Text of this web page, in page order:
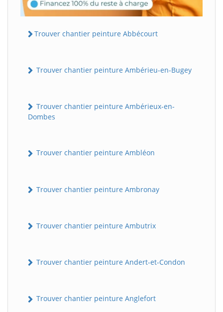
Trouver chantier peinture Abbécourt
Trouver chantier peinture Ambérieu-en-Bugey
Trouver chantier peinture Ambérieux-en-
Dombes
Trouver chantier peinture Ambléon
Trouver chantier peinture Ambronay
Trouver chantier peinture Ambutrix
Trouver chantier peinture Andert-et-Condon
Trouver chantier peinture Anglefort